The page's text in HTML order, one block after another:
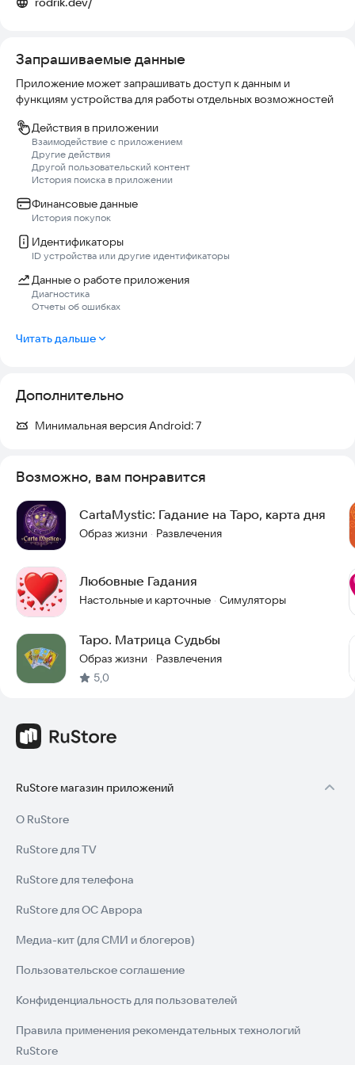
Толкование учитывает ваш вопрос, тему, тип расклада,
связный разбор всего расклада, итог и практический фокус.
Свечи и доступ
Для открытия AI-разборов используются внутренние свечи.
Стартовые свечи начисляются при первом запуске,
дополнительные — за ежедневный вход и просмотр
рекламных роликов. При желании запас свечей можно
пополнить через встроенные покупки RuStore. Доступные
наборы и актуальные цены показываются непосредственно в
приложении.
Личная практика
Сохраняйте заметки, отмечайте, насколько расклад
откликнулся, возвращайтесь к прошлым записям и
наблюдайте за повторяющимися темами. История хранит
гарантией и не заменяет медицинскую, психологическую,
юридическую или финансовую консультацию.
Запрашиваемые данные
Приложение может запрашивать доступ к данным и
функциям устройства для работы отдельных возможностей
Действия в приложении
Взаимодействие с приложением
Другие действия
Другой пользовательский контент
История поиска в приложении
Финансовые данные
История покупок
Идентификаторы
ID устройства или другие идентификаторы
Данные о работе приложения
Диагностика
Отчеты об ошибках
Читать дальше
Дополнительно
Минимальная версия Android:7
Возможно, вам понравится
CartaMystic: Гадание на Таро, карта дня
Образ жизни · Развлечения
Любовные Гадания
Настольные и карточные · Симуляторы
Таро. Матрица Судьбы
Образ жизни · Развлечения
5,0
RuStore магазин приложений
О RuStore
RuStore для TV
RuStore для телефона
RuStore для ОС Аврора
Медиа-кит (для СМИ и блогеров)
Пользовательское соглашение
Конфиденциальность для пользователей
Правила применения рекомендательных технологий
RuStore